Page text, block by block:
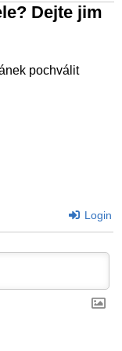
Dejte jim
pochválit
Login